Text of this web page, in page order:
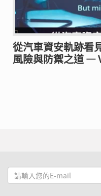
從汽車資安軌跡看
風險與防禦之道 —
請
輸